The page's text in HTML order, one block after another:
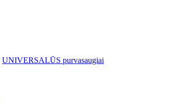
UNIVERSALŪS purvasaugiai